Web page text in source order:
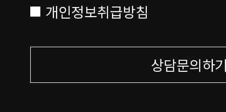
개인정보취급방침
상담문의하